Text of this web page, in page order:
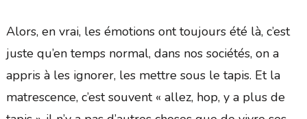
Alors, en vrai, les émotions ont toujours été là, c’est
juste qu’en temps normal, dans nos sociétés, on a
appris à les ignorer, les mettre sous le tapis. Et la
matrescence, c’est souvent « allez, hop, y a plus de